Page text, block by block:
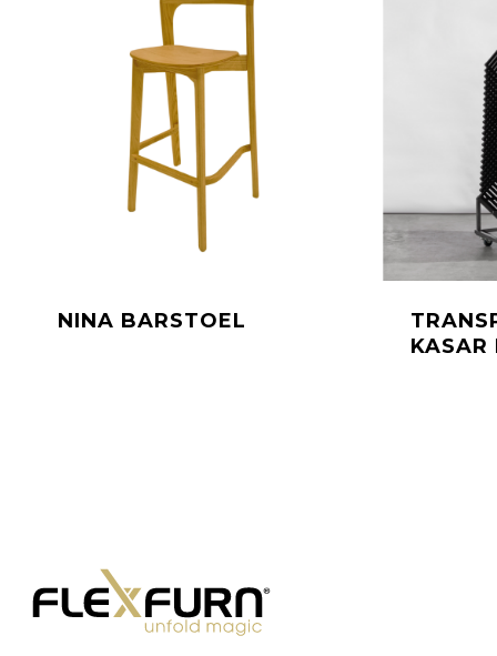
NINA BARSTOEL
KASAR